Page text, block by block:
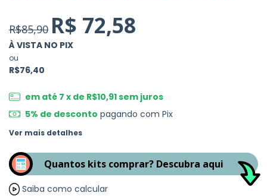
R$85,90 R$ 72,58
À VISTA NO PIX
ou
R$76,40
em até 7 x de R$10,91sem juros
5% de desconto pagando com Pix
Ver mais detalhes
Quantos kits comprar? Descubra aqui
Saiba como calcular